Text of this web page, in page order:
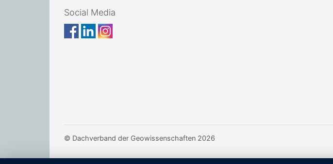
Social Media
© Dachverband der Geowissenschaften 2026